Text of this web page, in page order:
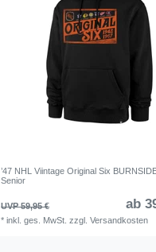
’47 NHL Viintage Original Six
Senior
UVP 59,95 € ab
*inkl. ges. MwSt. zzgl.Versandkosten